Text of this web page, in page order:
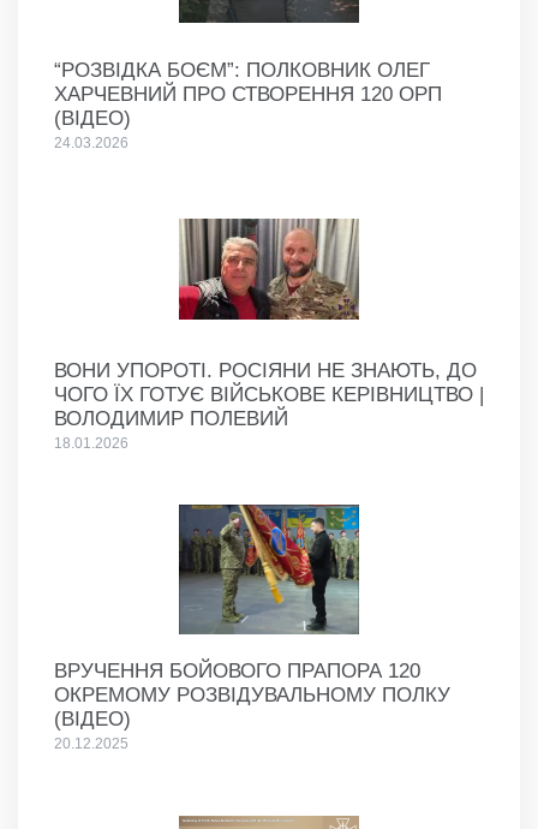
“РОЗВІДКА БОЄМ”: ПОЛКОВНИК ОЛЕГ
ХАРЧЕВНИЙ ПРО СТВОРЕННЯ 120 ОРП
(ВІДЕО)
24.03.2026
ВОНИ УПОРОТІ. РОСІЯНИ НЕ ЗНАЮТЬ, ДО
ЧОГО ЇХ ГОТУЄ ВІЙСЬКОВЕ КЕРІВНИЦТВО |
ВОЛОДИМИР ПОЛЕВИЙ
18.01.2026
ВРУЧЕННЯ БОЙОВОГО ПРАПОРА 120
ОКРЕМОМУ РОЗВІДУВАЛЬНОМУ ПОЛКУ
(ВІДЕО)
20.12.2025